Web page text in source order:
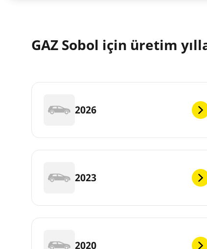
GAZ Sobol için üretim
2026
2023
2020